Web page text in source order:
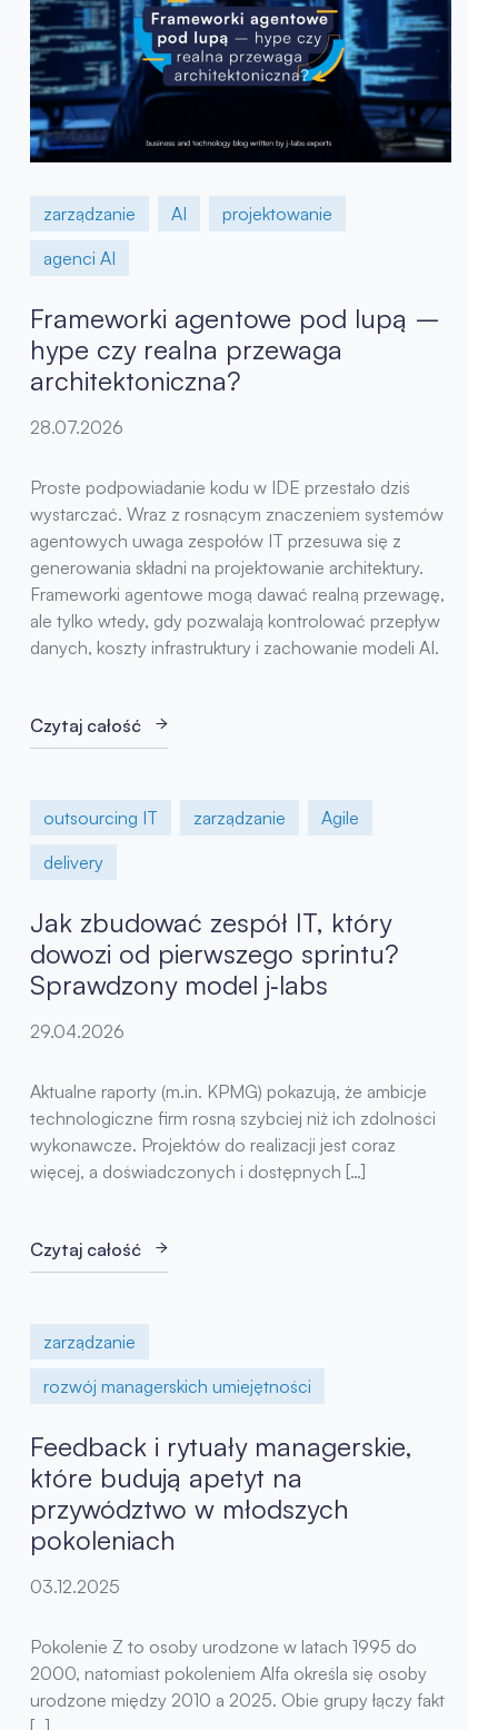
zarządzanie AI
projektowanie
agenci AI
Frameworki agentowe pod lupą –
hype czy realna przewaga
architektoniczna?
28.07.2026
Proste podpowiadanie kodu w IDE przestało dziś
wystarczać. Wraz z rosnącym znaczeniem systemów
agentowych uwaga zespołów IT przesuwa się z
generowania składni na projektowanie architektury.
Frameworki agentowe mogą dawać realną przewagę,
ale tylko wtedy, gdy pozwalają kontrolować przepływ
danych, koszty infrastruktury i zachowanie modeli AI.
Czytaj całość
outsourcing IT zarządzanie
Agile
delivery
Jak zbudować zespół IT, który
dowozi od pierwszego sprintu?
Sprawdzony model j‑labs
29.04.2026
Aktualne raporty (m.in. KPMG) pokazują, że ambicje
technologiczne firm rosną szybciej niż ich zdolności
wykonawcze. Projektów do realizacji jest coraz
więcej, a doświadczonych i dostępnych […]
Czytaj całość
zarządzanie
rozwój managerskich umiejętności
Feedback i rytuały managerskie,
które budują apetyt na
przywództwo w młodszych
pokoleniach
03.12.2025
Pokolenie Z to osoby urodzone w latach 1995 do
2000, natomiast pokoleniem Alfa określa się osoby
urodzone między 2010 a 2025. Obie grupy łączy fakt